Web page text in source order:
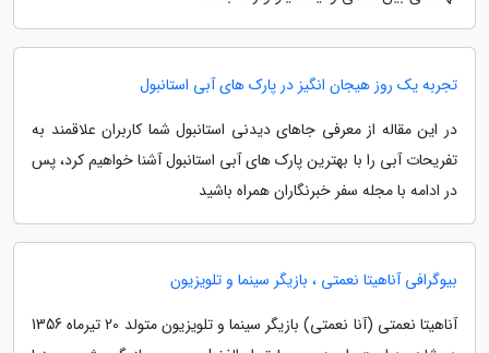
تجربه یک روز هیجان انگیز در پارک های آبی استانبول
در این مقاله از معرفی جاهای دیدنی استانبول شما کاربران علاقمند به
تفریحات آبی را با بهترین پارک های آبی استانبول آشنا خواهیم کرد، پس
در ادامه با مجله سفر خبرنگاران همراه باشید
بیوگرافی آناهیتا نعمتی ، بازیگر سینما و تلویزیون
آناهیتا نعمتی (آنا نعمتی) بازیگر سینما و تلویزیون متولد 20 تیرماه 1356